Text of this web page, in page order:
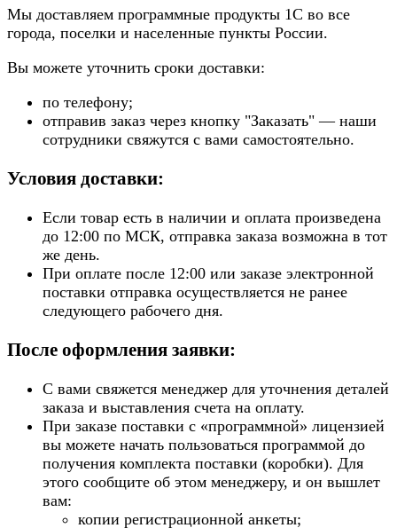
Мы доставляем программные продукты 1С во все
города, поселки и населенные пункты России.
Вы можете уточнить сроки доставки:
по телефону;
отправив заказ через кнопку "Заказать" — наши
сотрудники свяжутся с вами самостоятельно.
Условия доставки:
Если товар есть в наличии и оплата произведена
до 12:00 по МСК, отправка заказа возможна в тот
же день.
При оплате после 12:00 или заказе электронной
поставки отправка осуществляется не ранее
следующего рабочего дня.
После оформления заявки:
С вами свяжется менеджер для уточнения деталей
заказа и выставления счета на оплату.
При заказе поставки с «программной» лицензией
вы можете начать пользоваться программой до
получения комплекта поставки (коробки). Для
этого сообщите об этом менеджеру, и он вышлет
вам:
копии регистрационной анкеты;